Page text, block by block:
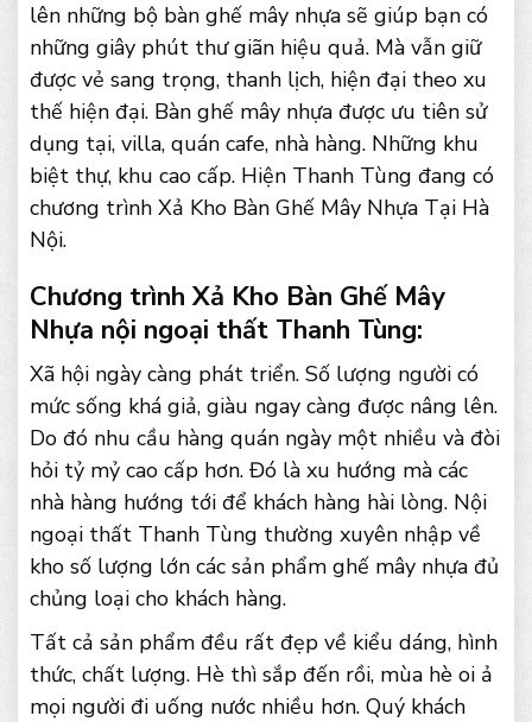
lên những bộ bàn ghế mây nhựa sẽ giúp bạn có
những giây phút thư giãn hiệu quả. Mà vẫn giữ
được vẻ sang trọng, thanh lịch, hiện đại theo xu
thế hiện đại. Bàn ghế mây nhựa được ưu tiên sử
dụng tại, villa, quán cafe, nhà hàng. Những khu
biệt thự, khu cao cấp. Hiện Thanh Tùng đang có
chương trình Xả Kho Bàn Ghế Mây Nhựa Tại Hà
Nội.
Chương trình Xả Kho Bàn Ghế Mây
Nhựa nội ngoại thất Thanh Tùng:
Xã hội ngày càng phát triển. Số lượng người có
mức sống khá giả, giàu ngay càng được nâng lên.
Do đó nhu cầu hàng quán ngày một nhiều và đòi
hỏi tỷ mỷ cao cấp hơn. Đó là xu hướng mà các
nhà hàng hướng tới để khách hàng hài lòng. Nội
ngoại thất Thanh Tùng thường xuyên nhập về
kho số lượng lớn các sản phẩm ghế mây nhựa đủ
chủng loại cho khách hàng.
Tất cả sản phẩm đều rất đẹp về kiểu dáng, hình
thức, chất lượng. Hè thì sắp đến rồi, mùa hè oi ả
mọi người đi uống nước nhiều hơn. Quý khách